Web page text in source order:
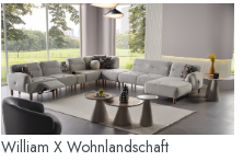
William X Wohnlandschaft